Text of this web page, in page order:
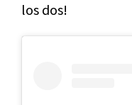
los dos!